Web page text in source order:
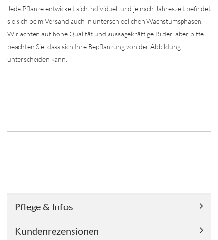
Jede Pflanze entwickelt sich individuell und je nach Jahreszeit befindet
sie sich beim Versand auch in unterschiedlichen Wachstumsphasen.
Wir achten auf hohe Qualität und aussagekräftige Bilder, aber bitte
beachten Sie, dass sich Ihre Bepflanzung von der Abbildung
unterscheiden kann.
Pflege & Infos
Kundenrezensionen